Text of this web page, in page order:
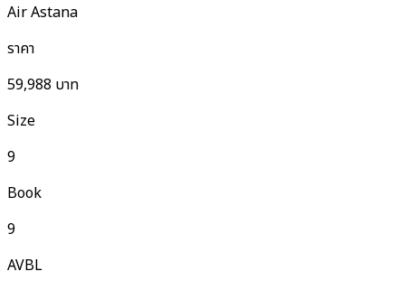
Air Astana
ราคา
59,988 บาท
Size
9
Book
9
AVBL